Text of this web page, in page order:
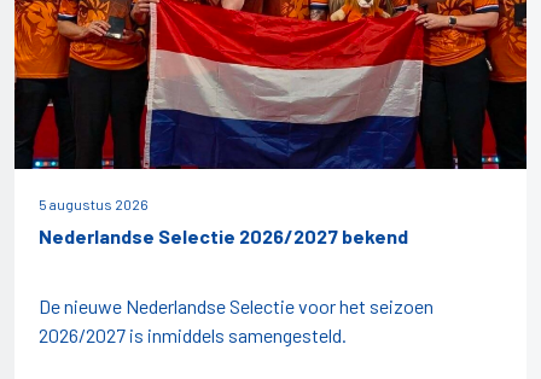
5 augustus 2026
Nederlandse Selectie 2026/2027 bekend
De nieuwe Nederlandse Selectie voor het seizoen
2026/2027 is inmiddels samengesteld.